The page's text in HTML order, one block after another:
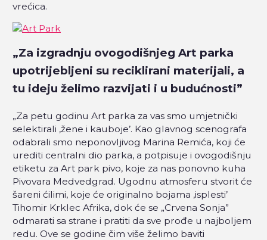
vrećica.
„Za izgradnju ovogodišnjeg Art parka
upotrijebljeni su reciklirani materijali, a
tu ideju želimo razvijati i u budućnosti”
„Za petu godinu Art parka za vas smo umjetnički
selektirali ‚žene i kauboje’. Kao glavnog scenografa
odabrali smo neponovljivog Marina Remića, koji će
urediti centralni dio parka, a potpisuje i ovogodišnju
etiketu za Art park pivo, koje za nas ponovno kuha
Pivovara Medvedgrad. Ugodnu atmosferu stvorit će
šareni ćilimi, koje će originalno bojama ‚isplesti’
Tihomir Krklec Afrika, dok će se „Crvena Sonja”
odmarati sa strane i pratiti da sve prođe u najboljem
redu. Ove se godine čim više želimo baviti